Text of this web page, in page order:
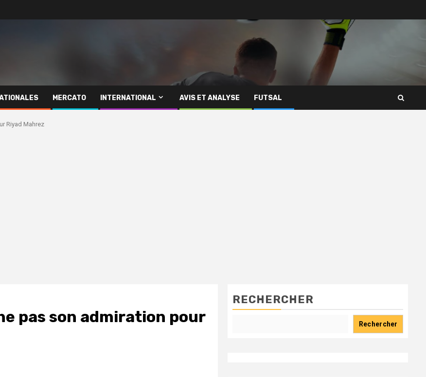
MERCATO INTERNATIONAL AVIS ET ANALYSE FUTSAL
Riyad Mahrez
pas son admiration pour
RECHERCHER
Rechercher